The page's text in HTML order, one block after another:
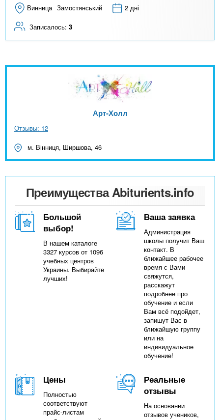
Винница Замостянський 2 дні
Записалось: 3
Арт-Холл
Отзывы: 12
м. Вінниця, Ширшова, 46
Преимущества Abiturients.info
Большой
выбор!
В нашем каталоге
3327 курсов от 1096
учебных центров
Украины. Выбирайте
лучших!
Ваша заявка
Администрация
школы получит Ваш
контакт. В
ближайшее рабочее
время с Вами
свяжутся,
расскажут
подробнее про
обучение и если
Вам всё подойдет,
запишут Вас в
ближайшую группу
или на
индивидуальное
обучение!
Цены
Полностью
соответствуют
прайс-листам
Реальные
отзывы
На основании
отзывов учеников,